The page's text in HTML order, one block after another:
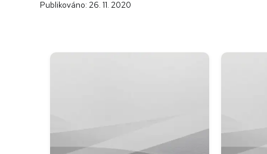
Publikováno: 26. 11. 2020